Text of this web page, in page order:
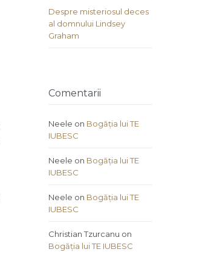
Despre misteriosul deces
al domnului Lindsey
Graham
Comentarii
Neele on Bogăția lui TE
IUBESC
Neele on Bogăția lui TE
IUBESC
Neele on Bogăția lui TE
IUBESC
Christian Tzurcanu on
Bogăția lui TE IUBESC